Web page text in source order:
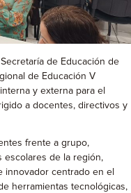
de Educación de
de Educación V
y externa para el
a docentes, directivos y
frente a grupo,
escolares de la región,
innovador centrado en el
herramientas tecnológicas,